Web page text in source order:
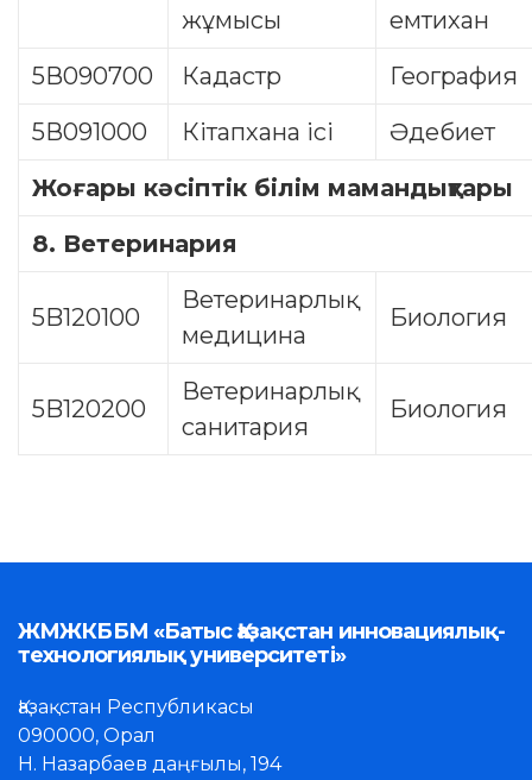
жұмысы
емтихан
5В090700
Кадастр
География
5В091000
Кітапхана ісі
Әдебиет
Жоғары кәсіптік білім мамандықтары
8. Ветеринария
5B120100
Ветеринарлық
медицина
Биология
5B120200
Ветеринарлық
санитария
Биология
ЖМЖКББМ «Батыс Қазақстан инновациялық-
технологиялық университеті»
Қазақстан Республикасы
090000, Орал
Н. Назарбаев даңғылы, 194